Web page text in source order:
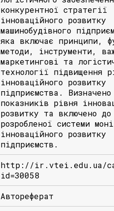
конкурентної стратегії
інноваційного розвитку
машинобудівного
яка включає принципи,
методи, інструменти,
маркетингові та
технології підвищення
інноваційного розвитку
підприємства.
показників рівня
розвитку та включено до
розробленої системи
інноваційного розвитку
підприємств.
http://ir.vtei.edu.ua/
id=30058
Автореферат